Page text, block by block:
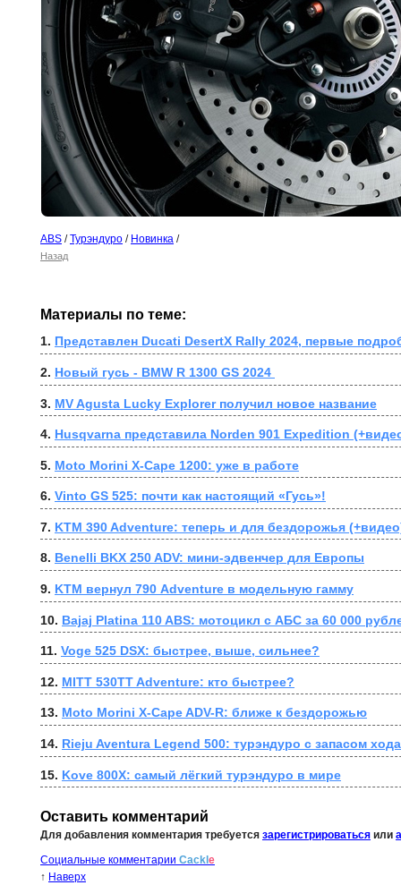
ABS /Турэндуро / Новинка /
Назад
Материалы по теме:
1. Представлен Ducati DesertX Rally 2024, первые
2. Новый гусь - BMW R 1300 GS 2024
3. MV Agusta Lucky Explorer получил новое название
4. Husqvarna представила Norden 901 Expedition
5. Moto Morini X-Cape 1200: уже в работе
6. Vinto GS 525: почти как настоящий «Гусь»!
7. KTM 390 Adventure: теперь и для бездорожья
8. Benelli BKX 250 ADV: мини-эдвенчер для Европы
9. KTM вернул 790 Adventure в модельную гамму
10. Bajaj Platina 110 ABS: мотоцикл с АБС за 60 000
11. Voge 525 DSX: быстрее, выше, сильнее?
12. MITT 530TT Adventure: кто быстрее?
13. Moto Morini X-Cape ADV-R: ближе к бездорожью
14. Rieju Aventura Legend 500: турэндуро с запасом
15. Kove 800X: самый лёгкий турэндуро в мире
Оставить комментарий
Для добавления комментария требуется зарегистрироваться или
Социальные комментарии Cackl e
↑ Наверх